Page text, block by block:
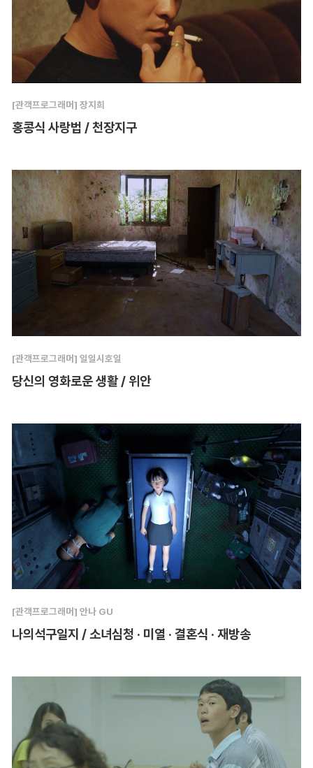
[관객프로그래머] 장지희
홍콩식 사랑법 / 천장지구
[관객프로그래머] 일일시호일
당신의 영화로운 생활 / 위안
[관객프로그래머] 안나 GU
나의석구일지 / 소녀심청 · 미열 · 결혼식 · 재방송